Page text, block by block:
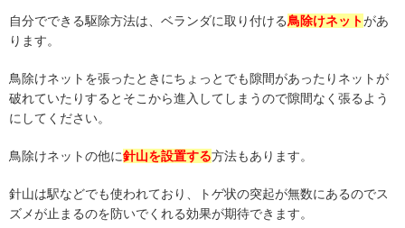
自分でできる駆除方法は、ベランダに取り付ける鳥除けネットがあ
ります。
鳥除けネットを張ったときにちょっとでも隙間があったりネットが
破れていたりするとそこから進入してしまうので隙間なく張るよう
にしてください。
鳥除けネットの他に針山を設置する方法もあります。
針山は駅などでも使われており、トゲ状の突起が無数にあるのでス
ズメが止まるのを防いでくれる効果が期待できます。